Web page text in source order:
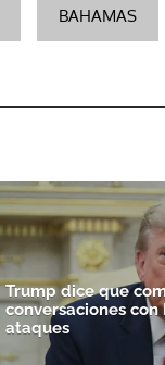
BAHAMAS
Trump dice que
conversaciones
ataques